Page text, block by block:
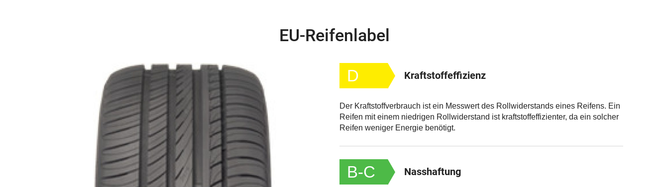
EU-Reifenlabel
D Kraftstoffeffizienz
Der Kraftstoffverbrauch ist ein Messwert des Rollwiderstands eines Reifens. Ein
Reifen mit einem niedrigen Rollwiderstand ist kraftstoffeffizienter, da ein solcher
Reifen weniger Energie benötigt.
B-C Nasshaftung